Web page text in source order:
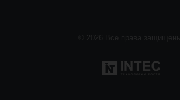
© 2026 Все права защищены.